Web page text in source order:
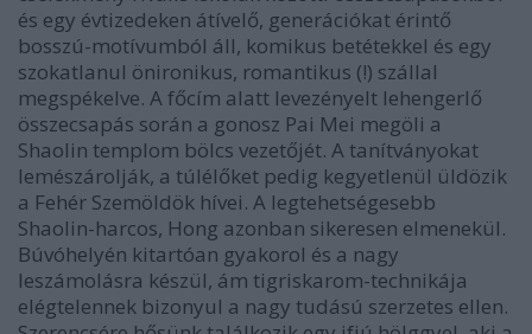
és egy évtizedeken átívelő, generációkat érintő
bosszú-motívumból áll, komikus betétekkel és egy
szokatlanul önironikus, romantikus (!) szállal
megspékelve. A főcím alatt levezényelt lehengerlő
összecsapás során a gonosz Pai Mei megöli a
Shaolin templom bölcs vezetőjét. A tanítványokat
lemészárolják, a túlélőket pedig kegyetlenül üldözik
a Fehér Szemöldök hívei. A legtehetségesebb
Shaolin-harcos, Hong azonban sikeresen elmenekül.
Búvóhelyén kitartóan gyakorol és a nagy
leszámolásra készül, ám tigriskarom-technikája
elégtelennek bizonyul a nagy tudású szerzetes ellen.